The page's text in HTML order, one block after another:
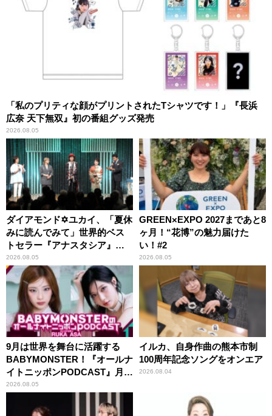
「私のプリティな顔がプリントされたTシャツです！」『長浜
広奈 天下無双』初の番組グッズ発売
2026.08.05
ダイアモンド✡ユカイ、「夏休
みに読んでみて」世界的ベス
トセラー『アナスタシア』を
紹介
2026.08.05
GREEN×EXPO 2027まであと8
ヶ月！“花博”の魅力届けた
い！#2
2026.08.05
9月は世界を舞台に活躍する
BABYMONSTER！『オールナ
イトニッポンPODCAST』月替
わりパーソナリティ
2026.08.05
イルカ、自身作曲の熊本市制
100周年記念ソングをオンエア
2026.08.04